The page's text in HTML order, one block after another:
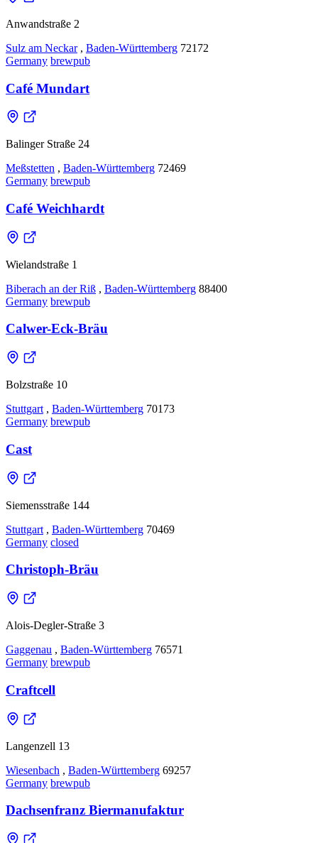
Anwandstraße 2
Sulz am Neckar , Baden-Württemberg 72172
Germany brewpub
Café Mundart
Balinger Straße 24
Meßstetten , Baden-Württemberg 72469
Germany brewpub
Café Weichhardt
Wielandstraße 1
Biberach an der Riß , Baden-Württemberg 88400
Germany brewpub
Calwer-Eck-Bräu
Bolzstraße 10
Stuttgart , Baden-Württemberg 70173
Germany brewpub
Cast
Siemensstraße 144
Stuttgart , Baden-Württemberg 70469
Germany closed
Christoph-Bräu
Alois-Degler-Straße 3
Gaggenau , Baden-Württemberg 76571
Germany brewpub
Craftcell
Langenzell 13
Wiesenbach , Baden-Württemberg 69257
Germany brewpub
Dachsenfranz Biermanufaktur